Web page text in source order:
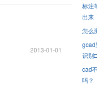
2013-01-01
标注
出来
怎么
gcad
识别
cad
吗？